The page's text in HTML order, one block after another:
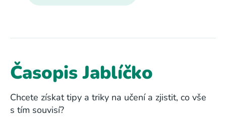
Časopis Jablíčko
Chcete získat tipy a triky na učení a zjistit, co vše
s tím souvisí?